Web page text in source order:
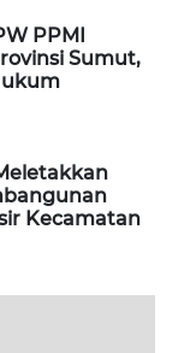
PPMI
Sumut,
Kecamatan